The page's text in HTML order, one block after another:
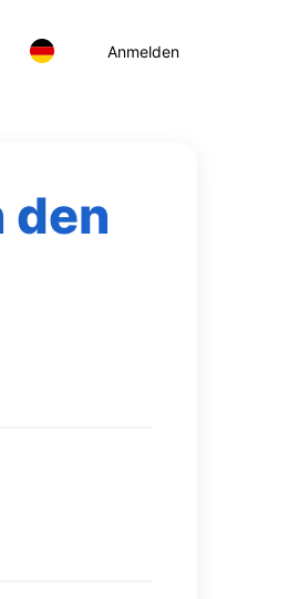
Anmelden
den